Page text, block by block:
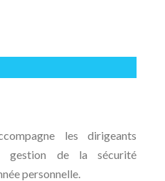
les dirigeants
gestion de la sécurité
personnelle.